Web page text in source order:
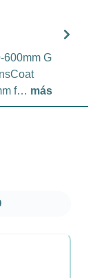
600mm G
f… más